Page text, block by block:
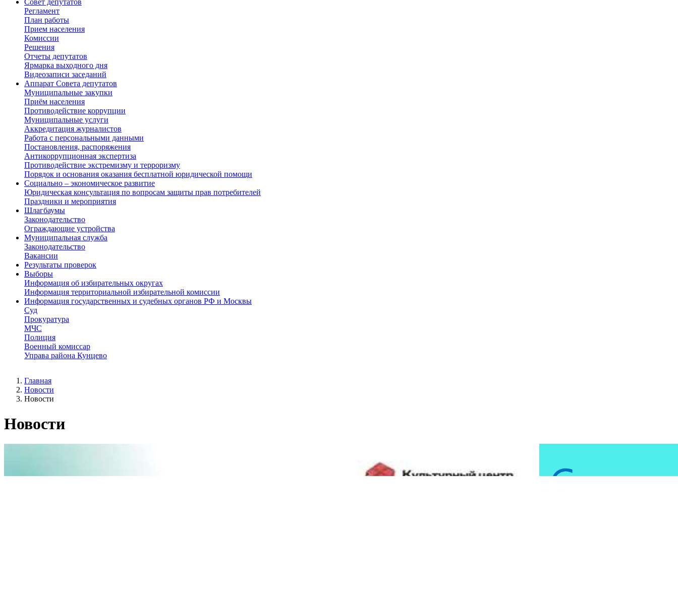
Совет депутатов
Регламент
План работы
Прием населения
Комиссии
Решения
Отчеты депутатов
Ярмарка выходного дня
Видеозаписи заседаний
Аппарат Совета депутатов
Муниципальные закупки
Приём населения
Противодействие коррупции
Муниципальные услуги
Аккредитация журналистов
Работа с персональными данными
Постановления, распоряжения
Антикоррупционная экспертиза
Противодействие экстремизму и терроризму
Порядок и основания оказания бесплатной юридической помощи
Социально – экономическое развитие
Юридическая консультация по вопросам защиты прав потребителей
Праздники и мероприятия
Шлагбаумы
Законодательство
Ограждающие устройства
Муниципальная служба
Законодательство
Вакансии
Результаты проверок
Выборы
Информация об избирательных округах
Информация территориальной избирательной комиссии
Информация государственных и судебных органов РФ и Москвы
Суд
Прокуратура
МЧС
Полиция
Военный комиссар
Управа района Кунцево
Главная
Новости
Новости
Новости